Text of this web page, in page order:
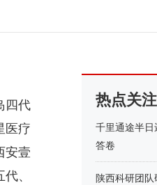
四代
医疗
安壹
、
热点关注
千里通途半
答卷
陕西科研团